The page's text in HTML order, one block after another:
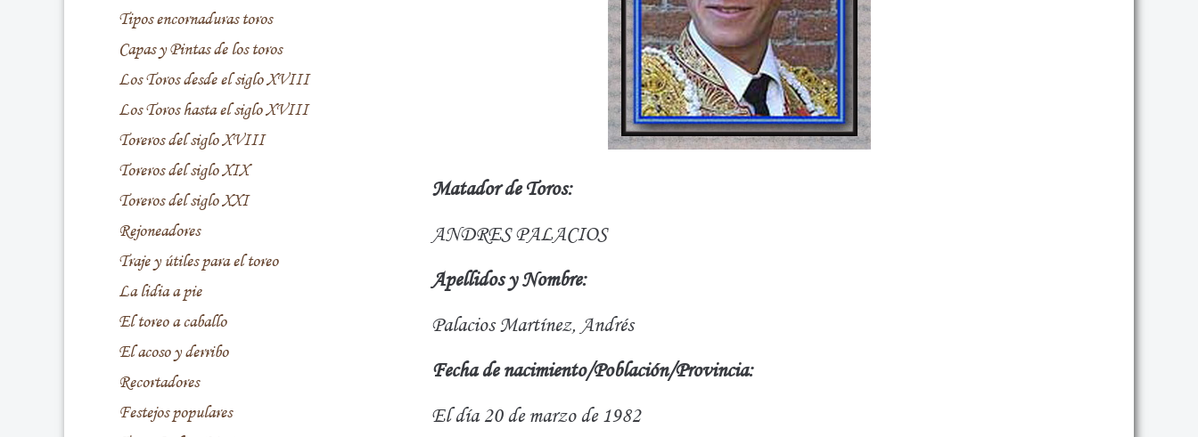
Tipos encornaduras toros
Capas y Pintas de los toros
Los Toros desde el siglo XVIII
Los Toros hasta el siglo XVIII
Toreros del siglo XVIII
Toreros del siglo XIX
Toreros del siglo XXI
Rejoneadores
Traje y útiles para el toreo
La lidia a pie
El toreo a caballo
El acoso y derribo
Recortadores
Festejos populares
Matador de Toros:
ANDRES PALACIOS
Apellidos y Nombre:
Palacios Martínez, Andrés
Fecha de nacimiento/Población/Provincia:
El día 20 de marzo de 1982